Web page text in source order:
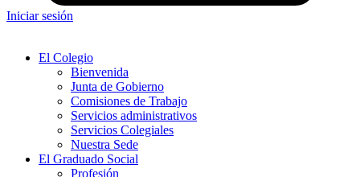
Iniciar sesión
El Colegio
Bienvenida
Junta de Gobierno
Comisiones de Trabajo
Servicios administrativos
Servicios Colegiales
Nuestra Sede
El Graduado Social
Profesión